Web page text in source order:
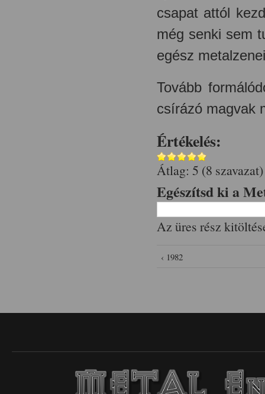
csapat attól
még senki sem
egész
Tovább
csírázó magvak
Értékelés:
Átlag: 5 (8 szavazat)
Egészítsd ki a
Az üres rész
‹ 1982